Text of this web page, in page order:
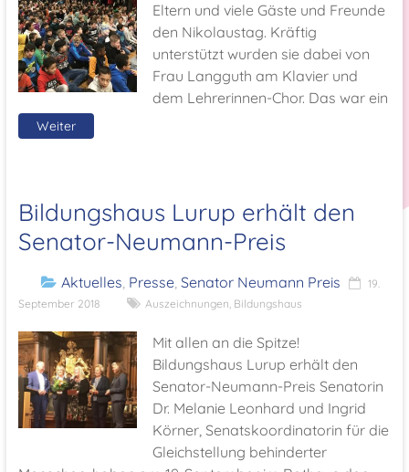
Eltern und viele Gäste und Freunde
den Nikolaustag. Kräftig
unterstützt wurden sie dabei von
Frau Langguth am Klavier und
dem Lehrerinnen-Chor. Das war ein
Weiter
Bildungshaus Lurup erhält den
Senator-Neumann-Preis
Aktuelles, Presse, Senator Neumann Preis
19.
September 2018
Auszeichnungen, Bildungshaus
Mit allen an die Spitze!
Bildungshaus Lurup erhält den
Senator-Neumann-Preis Senatorin
Dr. Melanie Leonhard und Ingrid
Körner, Senatskoordinatorin für die
Gleichstellung behinderter